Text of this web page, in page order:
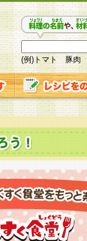
(例)トマト 豚肉